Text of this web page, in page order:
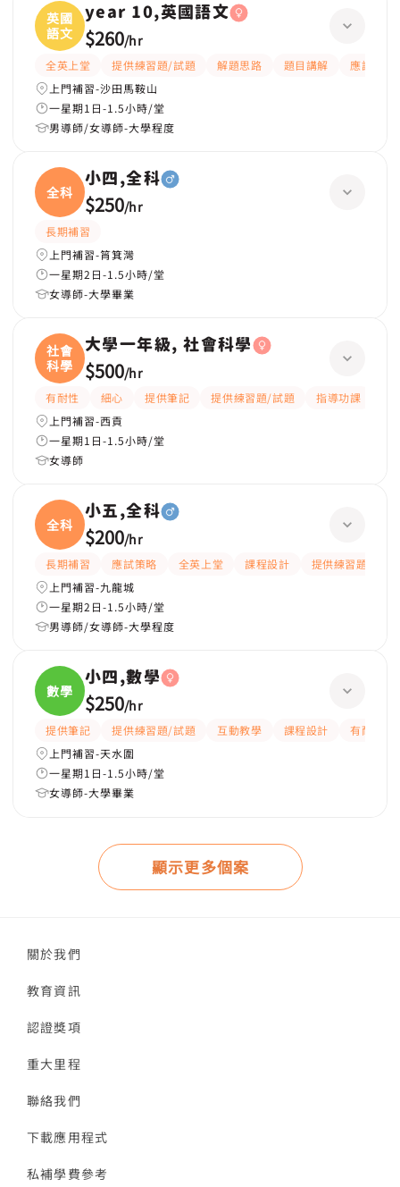
英國
語文
year 10,英國語文
$260/hr
全英上堂 提供練習題/試題 解題思路 題目講解
應試策略
上門補習-沙田馬鞍山
一星期1日-1.5小時/堂
男導師/女導師-大學程度
全科
小四,全科
$250/hr
長期補習
上門補習-筲箕灣
一星期2日-1.5小時/堂
女導師-大學畢業
社會
科學
大學一年級, 社會科學
$500/hr
有耐性 細心 提供筆記 提供練習題/試題 指導功課
上門補習-西貢
一星期1日-1.5小時/堂
女導師
全科
小五,全科
$200/hr
長期補習 應試策略 全英上堂 課程設計
提供練習題/試題
上門補習-九龍城
一星期2日-1.5小時/堂
男導師/女導師-大學程度
數學
小四,數學
$250/hr
提供筆記 提供練習題/試題 互動教學 課程設計
有耐性
上門補習-天水圍
一星期1日-1.5小時/堂
女導師-大學畢業
顯示更多個案
關於我們
教育資訊
認證獎項
重大里程
聯絡我們
下載應用程式
私補學費參考